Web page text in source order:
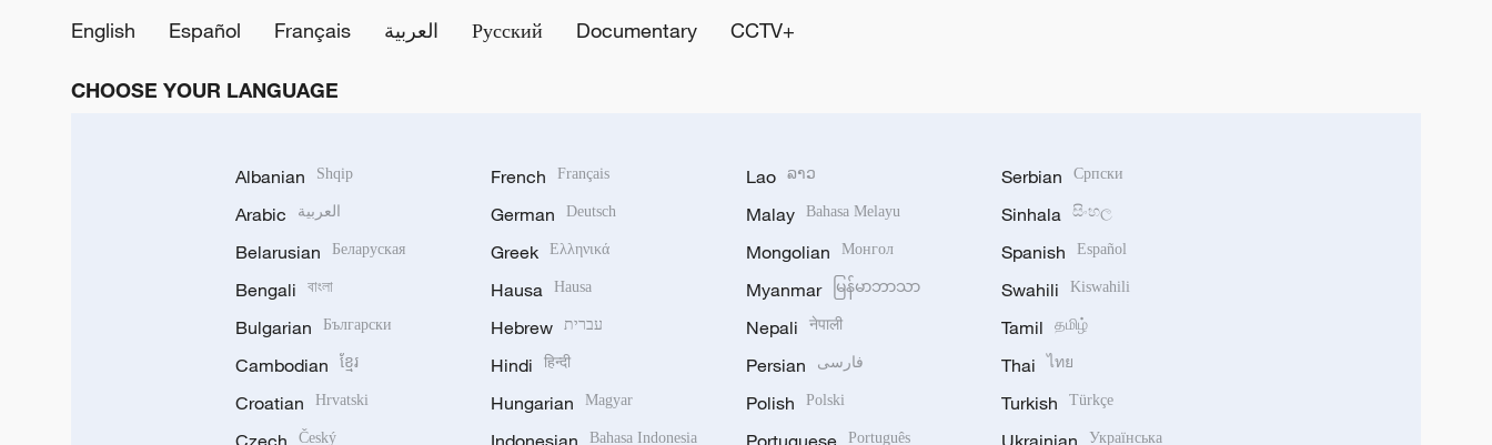
English
Español Français العربية Русский Documentary CCTV+
CHOOSE YOUR LANGUAGE
Albanian Shqip
Arabic العربية
Belarusian Беларуская
Bengali বাংলা
Bulgarian Български
Cambodian ខ្មែរ
Croatian Hrvatski
Czech Český
French Français
German Deutsch
Greek Ελληνικά
Hausa Hausa
Hebrew עברית
Hindi हिन्दी
Hungarian Magyar
Indonesian Bahasa Indonesia
Lao ລາວ
Malay Bahasa Melayu
Mongolian Монгол
Myanmar မြန်မာဘာသာ
Nepali नेपाली
Persian فارسی
Polish Polski
Portuguese Português
Serbian Српски
Sinhala සිංහල
Spanish Español
Swahili Kiswahili
Tamil தமிழ்
Thai ไทย
Turkish Türkçe
Ukrainian Українська